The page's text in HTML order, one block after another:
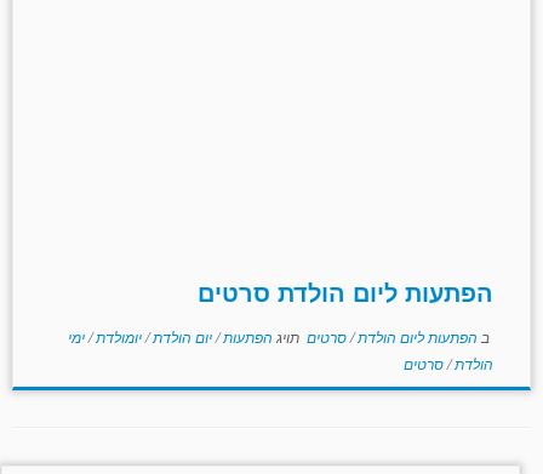
הפתעות ליום הולדת סרטים
ב הפתעות ליום הולדת/סרטים תויג הפתעות/יום הולדת/יומולדת/ימי
הולדת/סרטים